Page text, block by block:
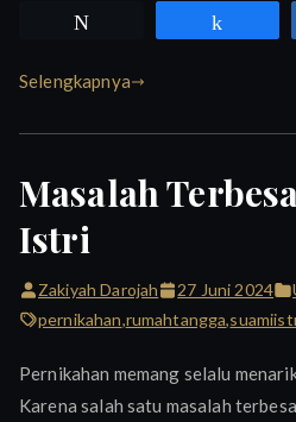
Selengkapnya
Masalah
Istri
Zakiyah Darojah 27 Juni 2024
pernikahan,rumahtangga,
Pernikahan memang selalu
Karena salah satu masalah